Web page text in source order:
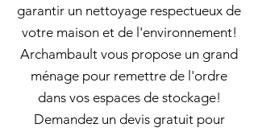
garantir un nettoyage respectueux de
votre maison et de l'environnement!
Archambault vous propose un grand
ménage pour remettre de l'ordre
dans vos espaces de stockage!
Demandez un devis gratuit pour